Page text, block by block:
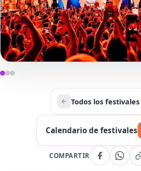
Todos los festivales
Calendario de festivales
COMPARTIR